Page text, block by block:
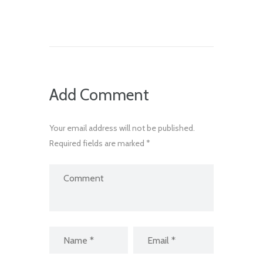
Add Comment
Your email address will not be published.
Required fields are marked *